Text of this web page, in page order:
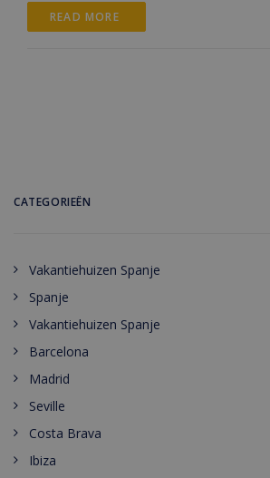
READ MORE
CATEGORIEËN
Vakantiehuizen Spanje
Spanje
Vakantiehuizen Spanje
Barcelona
Madrid
Seville
Costa Brava
Ibiza